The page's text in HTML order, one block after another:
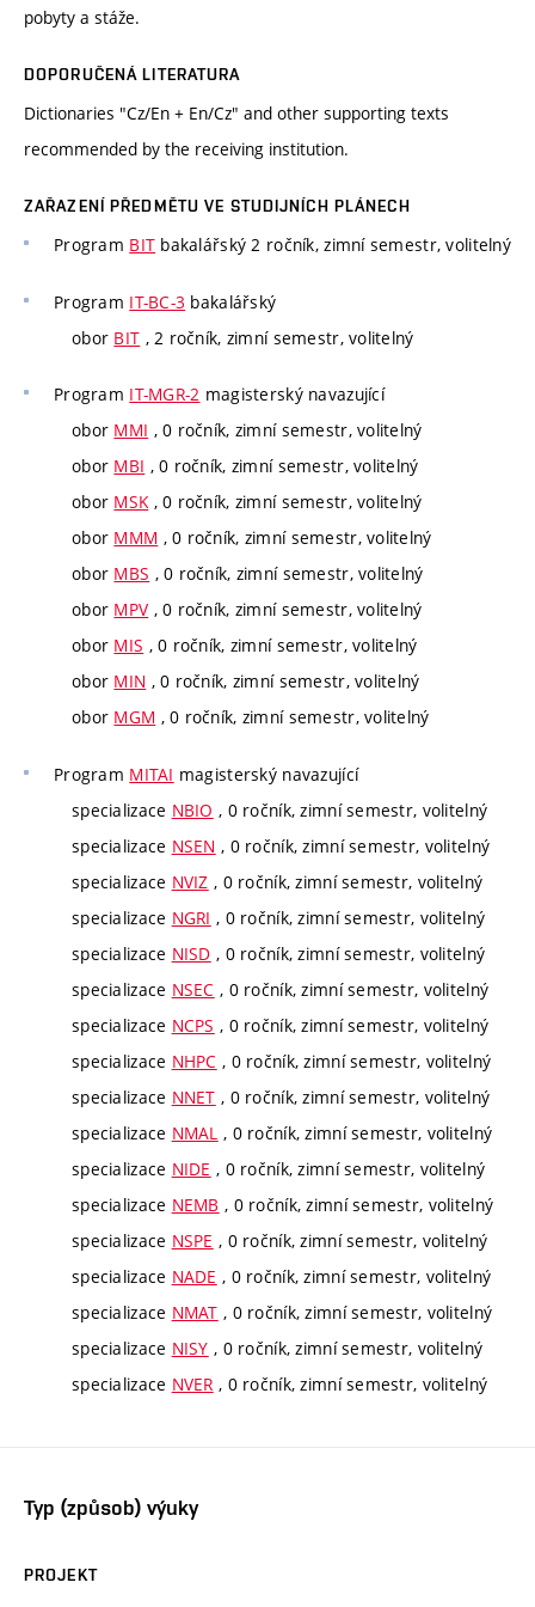
pobyty a stáže.
DOPORUČENÁ LITERATURA
Dictionaries "Cz/En + En/Cz" and other supporting texts
recommended by the receiving institution.
ZAŘAZENÍ PŘEDMĚTU VE STUDIJNÍCH PLÁNECH
Program BIT bakalářský 2 ročník, zimní semestr, volitelný
Program IT-BC-3 bakalářský
obor BIT , 2 ročník, zimní semestr, volitelný
Program IT-MGR-2 magisterský navazující
obor MMI , 0 ročník, zimní semestr, volitelný
obor MBI , 0 ročník, zimní semestr, volitelný
obor MSK, 0 ročník, zimní semestr, volitelný
obor MMM , 0 ročník, zimní semestr, volitelný
obor MBS , 0 ročník, zimní semestr, volitelný
obor MPV , 0 ročník, zimní semestr, volitelný
obor MIS , 0 ročník, zimní semestr, volitelný
obor MIN , 0 ročník, zimní semestr, volitelný
obor MGM , 0 ročník, zimní semestr, volitelný
Program MITAI magisterský navazující
specializace NBIO , 0 ročník, zimní semestr, volitelný
specializace NSEN , 0 ročník, zimní semestr, volitelný
specializace NVIZ , 0 ročník, zimní semestr, volitelný
specializace NGRI , 0 ročník, zimní semestr, volitelný
specializace NISD , 0 ročník, zimní semestr, volitelný
specializace NSEC , 0 ročník, zimní semestr, volitelný
specializace NCPS , 0 ročník, zimní semestr, volitelný
specializace NHPC , 0 ročník, zimní semestr, volitelný
specializace NNET , 0 ročník, zimní semestr, volitelný
specializace NMAL , 0 ročník, zimní semestr, volitelný
specializace NIDE , 0 ročník, zimní semestr, volitelný
specializace NEMB , 0 ročník, zimní semestr, volitelný
specializace NSPE , 0 ročník, zimní semestr, volitelný
specializace NADE , 0 ročník, zimní semestr, volitelný
specializace NMAT , 0 ročník, zimní semestr, volitelný
specializace NISY , 0 ročník, zimní semestr, volitelný
specializace NVER , 0 ročník, zimní semestr, volitelný
Typ (způsob) výuky
PROJEKT